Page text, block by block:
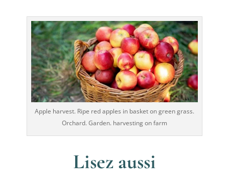
Apple harvest. Ripe red apples in basket on green grass.
Orchard. Garden. harvesting on farm
Lisez aussi